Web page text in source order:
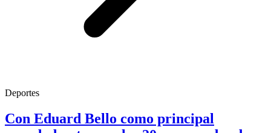
Deportes
Con Eduard Bello como principal